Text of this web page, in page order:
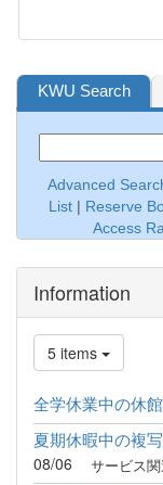
KWU Search
Advanced
List | Reserve
Access
Information
5 items
全学休業中の休
夏期休暇中の複
08/06 サービス